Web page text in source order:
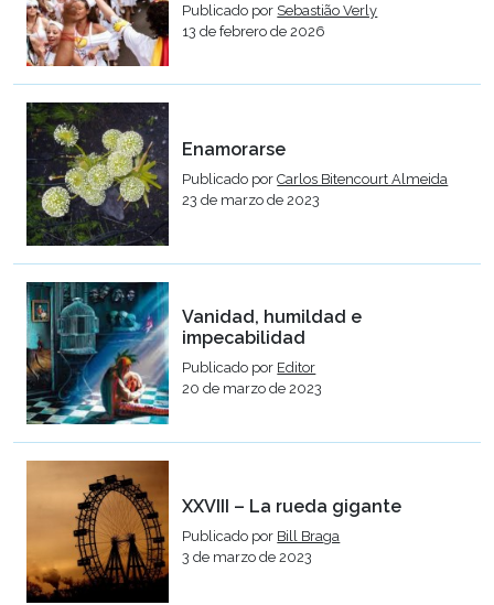
Publicado por Sebastião Verly
13 de febrero de 2026
Enamorarse
Publicado porCarlos Bitencourt Almeida
23 de marzo de 2023
Vanidad, humildad e
impecabilidad
Publicado por Editor
20 de marzo de 2023
XXVIII – La rueda gigante
Publicado por Bill Braga
3 de marzo de 2023